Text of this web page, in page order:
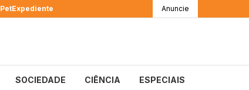
PetExpediente Anuncie
SOCIEDADE CIÊNCIA ESPECIAIS